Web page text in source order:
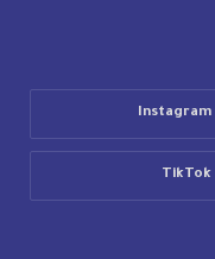
Instagram
TikTok